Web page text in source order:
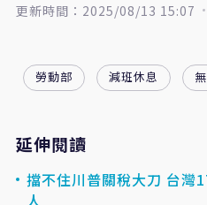
更新時間：2025/08/13 15:07
勞動部 減班休息
延伸閱讀
擋不住川普關稅大刀 台灣
人